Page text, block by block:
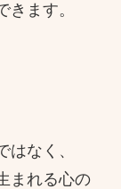
ます。
なく、
まれる心の